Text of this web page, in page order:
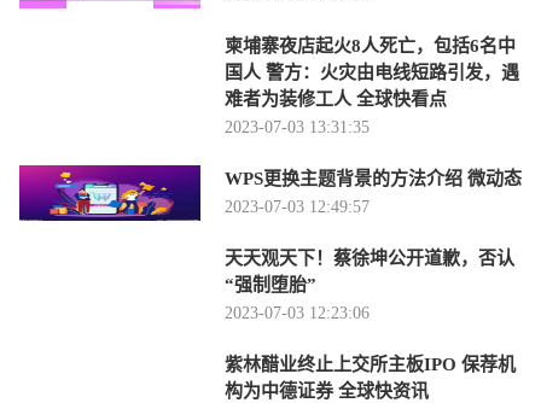
柬埔寨夜店起火8人死亡，包括6名中
国人 警方：火灾由电线短路引发，遇
难者为装修工人 全球快看点
2023-07-03 13:31:35
WPS更换主题背景的方法介绍 微动态
2023-07-03 12:49:57
天天观天下！蔡徐坤公开道歉，否认
“强制堕胎”
2023-07-03 12:23:06
紫林醋业终止上交所主板IPO 保荐机
构为中德证券 全球快资讯